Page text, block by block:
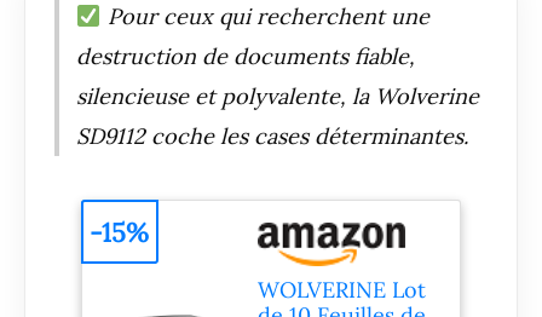
Pour ceux qui recherchent une
destruction de documents fiable,
silencieuse et polyvalente, la Wolverine
SD9112 coche les cases déterminantes.
WOLVERINE Lot
-15%